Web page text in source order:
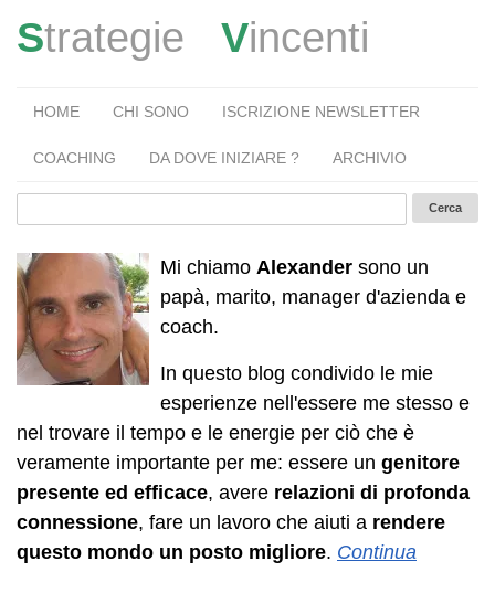
Strategie Vincenti
HOME CHI SONO ISCRIZIONE NEWSLETTER
COACHING DA DOVE INIZIARE ? ARCHIVIO
Mi chiamo Alexander sono un
papà, marito, manager d'azienda e
coach.
In questo blog condivido le mie
esperienze nell'essere me stesso e
nel trovare il tempo e le energie per ciò che è
veramente importante per me: essere un genitore
presente ed efficace, avere relazioni di profonda
connessione, fare un lavoro che aiuti a rendere
questo mondo un posto migliore. Continua